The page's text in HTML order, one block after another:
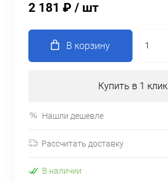
2 181 ₽ / шт
В корзину
Купить в 1 клик
Нашли дешевле
Рассчитать доставку
В наличии